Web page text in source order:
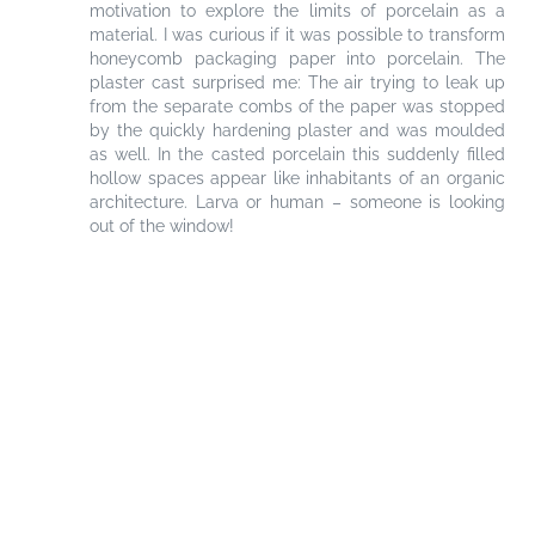
motivation to explore the limits of porcelain as a
material. I was curious if it was possible to transform
honeycomb packaging paper into porcelain. The
plaster cast surprised me: The air trying to leak up
from the separate combs of the paper was stopped
by the quickly hardening plaster and was moulded
as well. In the casted porcelain this suddenly filled
hollow spaces appear like inhabitants of an organic
architecture. Larva or human – someone is looking
out of the window!